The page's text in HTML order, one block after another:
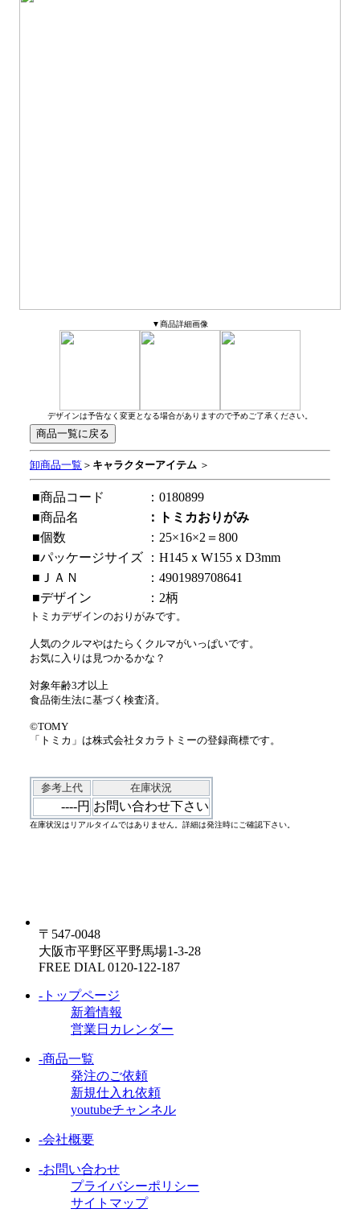
▼商品詳細画像
デザインは予告なく変更となる場合がありますので予めご了承ください。
卸商品一覧 ＞ キャラクターアイテム ＞
■商品コード
：0180899
■商品名
：トミカおりがみ
■個数
：25×16×2＝800
■パッケージサイズ
：H145ｘW155ｘD3mm
■ＪＡＮ
：4901989708641
■デザイン
：2柄
トミカデザインのおりがみです。
人気のクルマやはたらくクルマがいっぱいです。
お気に入りは見つかるかな？
対象年齢3才以上
食品衛生法に基づく検査済。
©TOMY
「トミカ」は株式会社タカラトミーの登録商標です。
参考上代 在庫状況
----円 お問い合わせ下さい
在庫状況はリアルタイムではありません。詳細は発注時にご確認下さい。
〒547-0048
大阪市平野区平野馬場1-3-28
FREE DIAL 0120-122-187
-トップページ
新着情報
営業日カレンダー
-商品一覧
発注のご依頼
新規仕入れ依頼
youtubeチャンネル
-会社概要
-お問い合わせ
プライバシーポリシー
サイトマップ